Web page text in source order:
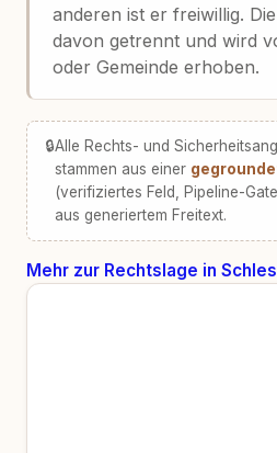
anderen ist er freiwillig. Die
davon getrennt und wird
oder Gemeinde erhoben.
🔒Alle Rechts- und
stammen aus einer
(verifiziertes Feld, Pipeline-
aus generiertem Freitext.
Mehr zur Rechtslage in